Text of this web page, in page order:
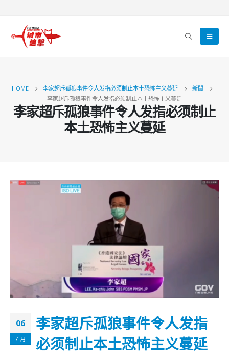
HOME 李家超斥孤狼事件令人发指必须制止本土恐怖主义蔓延
新聞
李家超斥孤狼事件令人发指必须制止本土恐怖主义蔓延
李家超斥孤狼事件令人发指必须制止
本土恐怖主义蔓延
06
7 月
李家超斥孤狼事件令人发指
必须制止本土恐怖主义蔓延